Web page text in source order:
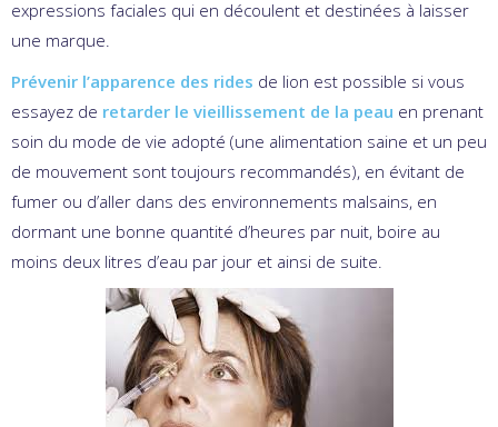
expressions faciales qui en découlent et destinées à laisser
une marque.
Prévenir l’apparence des rides de lion est possible si vous
essayez de retarder le vieillissement de la peau en prenant
soin du mode de vie adopté (une alimentation saine et un peu
de mouvement sont toujours recommandés), en évitant de
fumer ou d’aller dans des environnements malsains, en
dormant une bonne quantité d’heures par nuit, boire au
moins deux litres d’eau par jour et ainsi de suite.